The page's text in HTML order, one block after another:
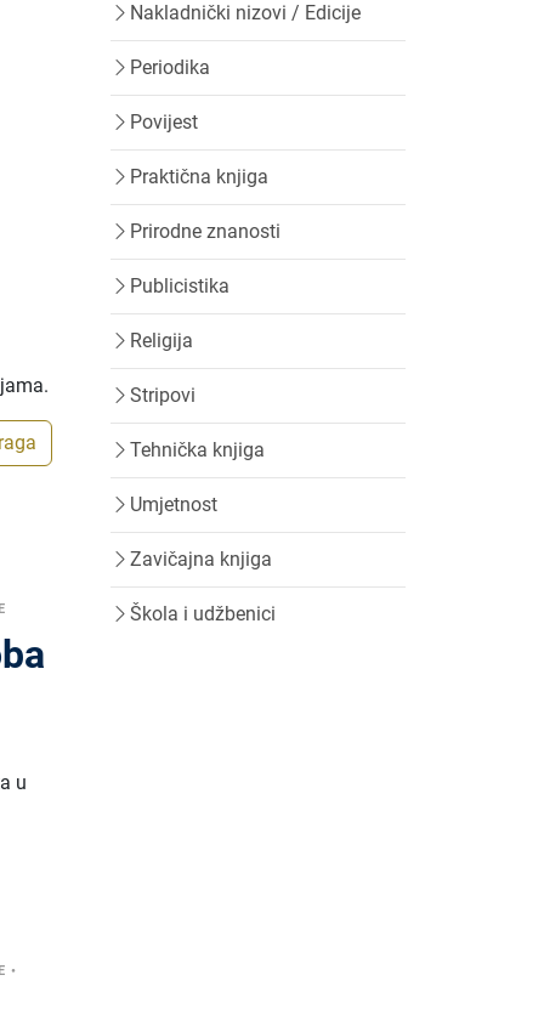
u
•
Nakladnički nizovi / Edicije
Periodika
Povijest
Praktična knjiga
Prirodne znanosti
Publicistika
Religija
Stripovi
Tehnička knjiga
Umjetnost
Zavičajna knjiga
Škola i udžbenici